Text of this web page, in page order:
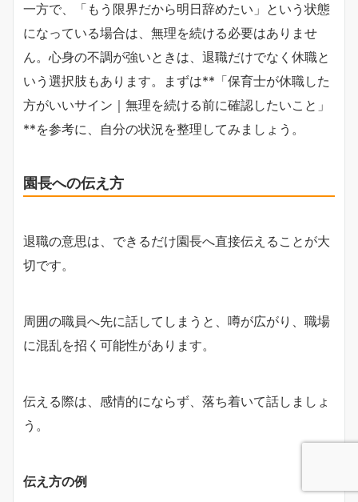
一方で、「もう限界だから明日辞めたい」という状態
になっている場合は、無理を続ける必要はありませ
ん。心身の不調が強いときは、退職だけでなく休職と
いう選択肢もあります。まずは**「保育士が休職した
方がいいサイン｜無理を続ける前に確認したいこと」
**を参考に、自分の状況を整理してみましょう。
園長への伝え方
退職の意思は、できるだけ園長へ直接伝えることが大
切です。
周囲の職員へ先に話してしまうと、噂が広がり、職場
に混乱を招く可能性があります。
伝える際は、感情的にならず、落ち着いて話しましょ
う。
伝え方の例